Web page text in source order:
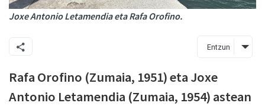
Joxe Antonio Letamendia eta Rafa Orofino.
Entzun
Rafa Orofino (Zumaia, 1951) eta Joxe
Antonio Letamendia (Zumaia, 1954) astean